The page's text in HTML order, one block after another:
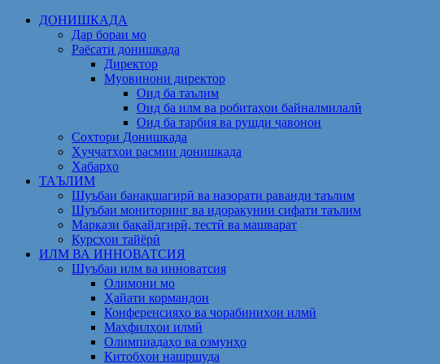
ДОНИШКАДА
Дар бораи мо
Раёсати донишкада
Директор
Муовинони директор
Оид ба таълим
Оид ба илм ва робитаҳои байналмилалӣ
Оид ба тарбия ва рушди ҷавонон
Сохтори Донишкада
Ҳуҷҷатҳои расмии донишкада
Хабарҳо
ТАЪЛИМ
Шуъбаи банақшагирӣ ва назорати раванди таълим
Шуъбаи мониторинг ва идоракунии сифати таълим
Маркази бақайдгирӣ, тестӣ ва машварат
Курсҳои тайёрӣ
ИЛМ ВА ИННОВАТСИЯ
Шуъбаи илм ва инноватсия
Олимони мо
Ҳайати кормандон
Конференсияҳо ва чорабиниҳои илмӣ
Маҳфилҳои илмӣ
Олимпиадаҳо ва озмунҳо
Китобҳои нашршуда